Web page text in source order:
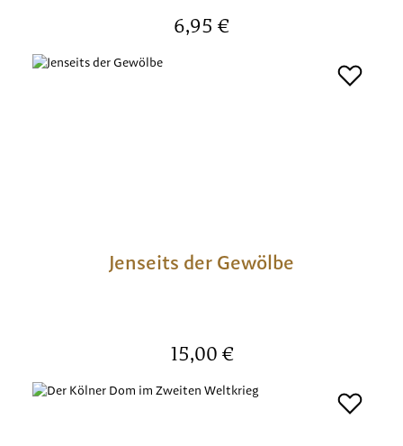
Regulärer Preis:
6,95 €
Jenseits der Gewölbe
Regulärer Preis:
15,00 €